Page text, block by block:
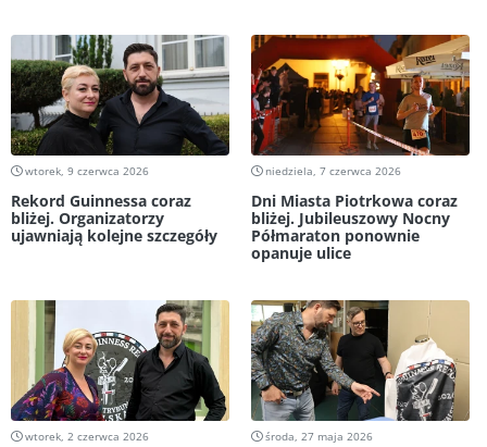
wtorek, 9 czerwca 2026
Rekord Guinnessa coraz
bliżej. Organizatorzy
ujawniają kolejne szczegóły
niedziela, 7 czerwca 2026
Dni Miasta Piotrkowa coraz
bliżej. Jubileuszowy Nocny
Półmaraton ponownie
opanuje ulice
wtorek, 2 czerwca 2026 środa, 27 maja 2026